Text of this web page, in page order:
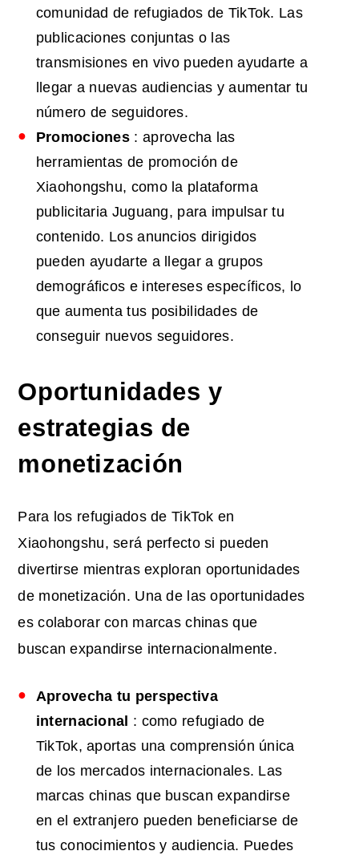
comunidad de refugiados de TikTok. Las
publicaciones conjuntas o las
transmisiones en vivo pueden ayudarte a
llegar a nuevas audiencias y aumentar tu
número de seguidores.
Promociones : aprovecha las
herramientas de promoción de
Xiaohongshu, como la plataforma
publicitaria Juguang, para impulsar tu
contenido. Los anuncios dirigidos
pueden ayudarte a llegar a grupos
demográficos e intereses específicos, lo
que aumenta tus posibilidades de
conseguir nuevos seguidores.
Oportunidades y
estrategias de
monetización
Para los refugiados de TikTok en
Xiaohongshu, será perfecto si pueden
divertirse mientras exploran oportunidades
de monetización. Una de las oportunidades
es colaborar con marcas chinas que
buscan expandirse internacionalmente.
Aprovecha tu perspectiva
internacional : como refugiado de
TikTok, aportas una comprensión única
de los mercados internacionales. Las
marcas chinas que buscan expandirse
en el extranjero pueden beneficiarse de
tus conocimientos y audiencia. Puedes